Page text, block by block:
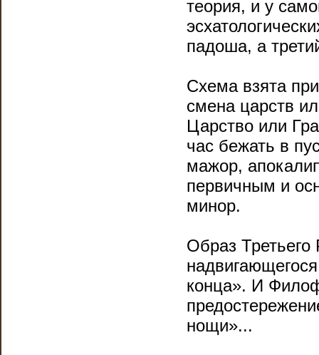
теория, и у
падоша, а
Схема взята
смена царств
Царство или
час бежать в
мажор,
первичным и
минор.
Образ
конца». И
нощи»...